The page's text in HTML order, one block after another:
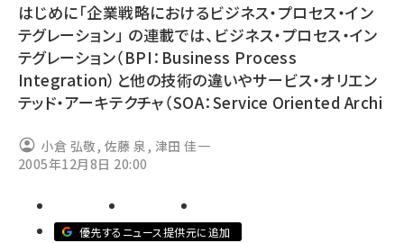
北海道をのんびり旅する晴山佳須夫のヒント集！ (2034)
drupal (1955)
genai (1483)
ai crunch (1353)
はじめに「企業戦略におけるビジネス・プロセス・イン
テグレーション」 の連載では、ビジネス・プロセス・イン
テグレーション（BPI：Business Process
Integration）と他の技術の違いやサービス・オリエン
テッド・アーキテクチャ（SOA：Service Oriented Archi
小倉 弘敬 , 佐藤 泉 , 津田 佳一
2005年12月8日 20:00
優先するニュース提供元に追加